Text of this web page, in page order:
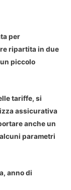
per
ripartita in due
piccolo
tariffe, si
assicurativa
anche un
parametri
anno di